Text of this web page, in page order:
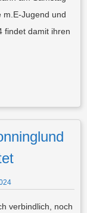
m.E-Jugend und
findet damit ihren
verbindlich, noch